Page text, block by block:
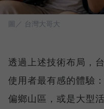
圖／ 台灣大哥大
透過上述技術布局，
使用者最有感的體驗
偏鄉山區，或是大型